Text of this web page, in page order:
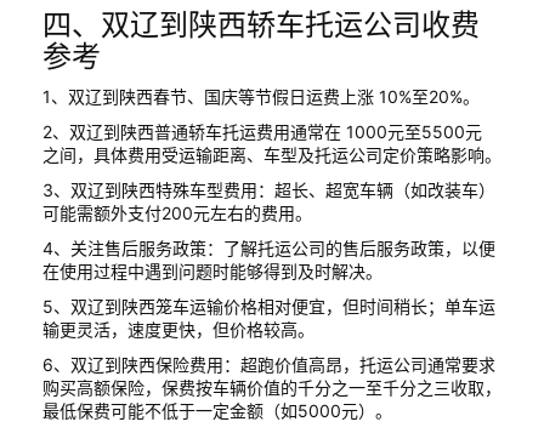
四、双辽到陕西轿车托运公司收费
参考
1、双辽到陕西春节、国庆等节假日运费上涨 10%至20%。
2、双辽到陕西普通轿车托运费用通常在 1000元至5500元
之间，具体费用受运输距离、车型及托运公司定价策略影响。
3、双辽到陕西特殊车型费用：超长、超宽车辆（如改装车）
可能需额外支付200元左右的费用。
4、关注售后服务政策：了解托运公司的售后服务政策，以便
在使用过程中遇到问题时能够得到及时解决。
5、双辽到陕西笼车运输价格相对便宜，但时间稍长；单车运
输更灵活，速度更快，但价格较高。
6、双辽到陕西保险费用：超跑价值高昂，托运公司通常要求
购买高额保险，保费按车辆价值的千分之一至千分之三收取，
最低保费可能不低于一定金额（如5000元）。